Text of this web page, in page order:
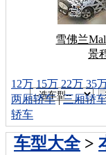
雪佛兰
景
12万 15万 22万 35
两厢轿车|三厢轿
轿车
车型大全>